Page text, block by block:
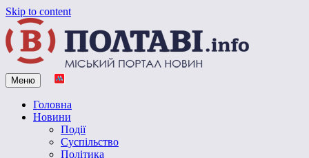
Skip to content
Vpoltave.info
Полтавський портал новин
Меню
Головна
Новини
Події
Суспільство
Політика